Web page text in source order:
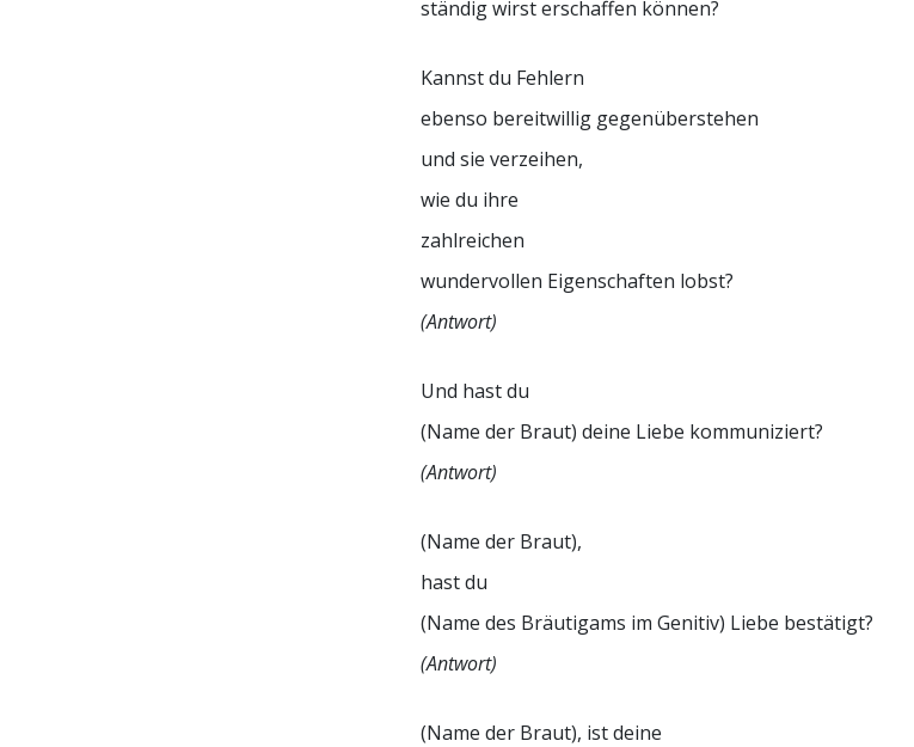
ständig wirst erschaffen können?
Kannst du Fehlern
ebenso bereitwillig gegenüberstehen
und sie verzeihen,
wie du ihre
zahlreichen
wundervollen Eigenschaften lobst?
(Antwort)
Und hast du
(Name der Braut) deine Liebe kommuniziert?
(Antwort)
(Name der Braut),
hast du
(Name des Bräutigams im Genitiv) Liebe bestätigt?
(Antwort)
(Name der Braut), ist deine